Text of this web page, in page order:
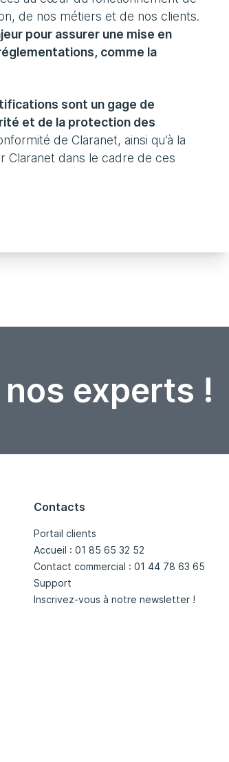
de nos métiers et de nos clients.
pour assurer une mise en
comme la
sont un gage de
et de la protection des
de Claranet, ainsi qu’à la
Claranet dans le cadre de ces
experts !
Contacts
Portail clients
Accueil : 01 85 65 32 52
Contact commercial : 01 44 78 63 65
Support
Inscrivez-vous à notre newsletter !